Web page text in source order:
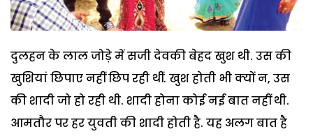
दुलहन के लाल जोड़े में सजी देवकी बेहद खुश थी. उस की
खुशियां छिपाए नहीं छिप रही थीं. खुश होती भी क्यों न, उस
की शादी जो हो रही थी. शादी होना कोई नई बात नहीं थी.
आमतौर पर हर युवती की शादी होती है. यह अलग बात है